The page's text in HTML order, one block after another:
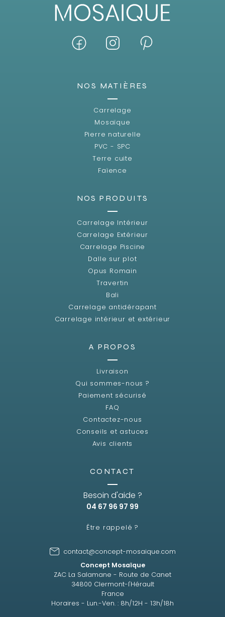
NOS MATIÈRES
Carrelage
Mosaïque
Pierre naturelle
PVC - SPC
Terre cuite
Faïence
NOS PRODUITS
Carrelage Intérieur
Carrelage Extérieur
Carrelage Piscine
Dalle sur plot
Opus Romain
Travertin
Bali
Carrelage antidérapant
Carrelage intérieur et extérieur
A PROPOS
Livraison
Qui sommes-nous ?
Paiement sécurisé
FAQ
Contactez-nous
Conseils et astuces
Avis clients
CONTACT
Besoin d'aide ?
04 67 96 97 99
Être rappelé ?
contact@concept-mosaique.com
Concept Mosaïque
ZAC La Salamane - Route de Canet
34800 Clermont-l'Hérault
France
Horaires - Lun.-Ven. : 8h/12H - 13h/18h